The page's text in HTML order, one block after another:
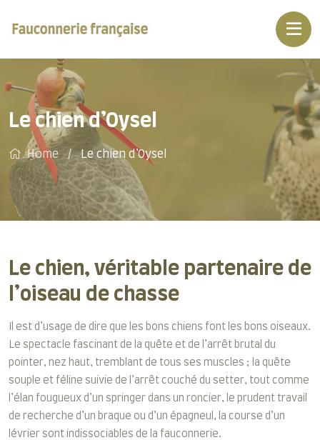
Le chien d’Oysel
Home Le chien d’Oysel
Le chien, véritable partenaire de
l’oiseau de chasse
Il est d’usage de dire que les bons chiens font les bons oiseaux.
Le spectacle fascinant de la quête et de l’arrêt brutal du
pointer, nez haut, tremblant de tous ses muscles ; la quête
souple et féline suivie de l’arrêt couché du setter, tout comme
l’élan fougueux d’un springer dans un roncier, le prudent travail
de recherche d’un braque ou d’un épagneul, la course d’un
lévrier sont indissociables de la fauconnerie.